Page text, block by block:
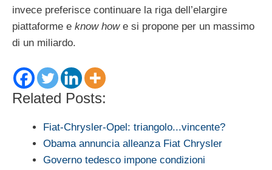
invece preferisce continuare la riga dell’elargire
piattaforme e know howe si propone per un massimo
di un miliardo.
Related Posts:
Fiat-Chrysler-Opel: triangolo...vincente?
Obama annuncia alleanza Fiat Chrysler
Governo tedesco impone condizioni